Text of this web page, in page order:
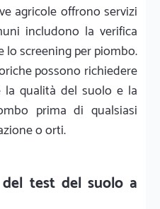
agricole offrono servizi
includono la verifica
lo screening per piombo.
possono richiedere
qualità del suolo e la
prima di qualsiasi
o orti.
test del suolo a